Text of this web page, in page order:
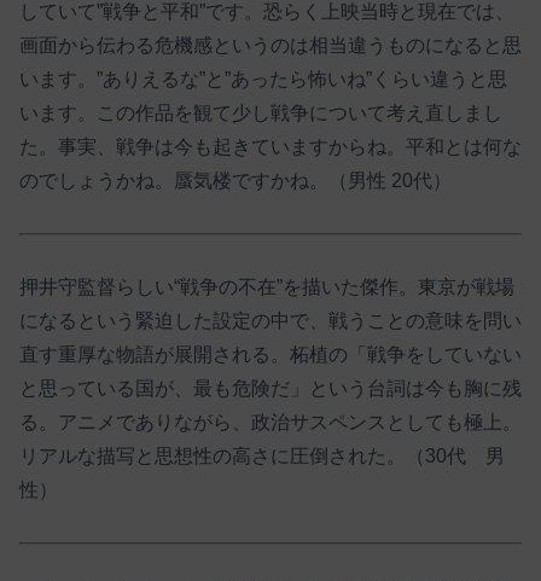
していて”戦争と平和”です。恐らく上映当時と現在では、
画面から伝わる危機感というのは相当違うものになると思
います。”ありえるな”と”あったら怖いね”くらい違うと思
います。この作品を観て少し戦争について考え直しまし
た。事実、戦争は今も起きていますからね。平和とは何な
のでしょうかね。蜃気楼ですかね。（男性 20代）
押井守監督らしい“戦争の不在”を描いた傑作。東京が戦場
になるという緊迫した設定の中で、戦うことの意味を問い
直す重厚な物語が展開される。柘植の「戦争をしていない
と思っている国が、最も危険だ」という台詞は今も胸に残
る。アニメでありながら、政治サスペンスとしても極上。
リアルな描写と思想性の高さに圧倒された。（30代 男
性）